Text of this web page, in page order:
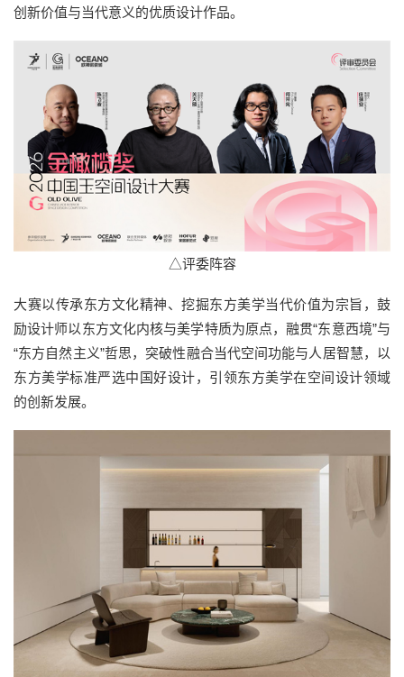
创新价值与当代意义的优质设计作品。
△评委阵容
大赛以传承东方文化精神、挖掘东方美学当代价值为宗旨，鼓
励设计师以东方文化内核与美学特质为原点，融贯“东意西境”与
“东方自然主义”哲思，突破性融合当代空间功能与人居智慧，以
东方美学标准严选中国好设计，引领东方美学在空间设计领域
的创新发展。